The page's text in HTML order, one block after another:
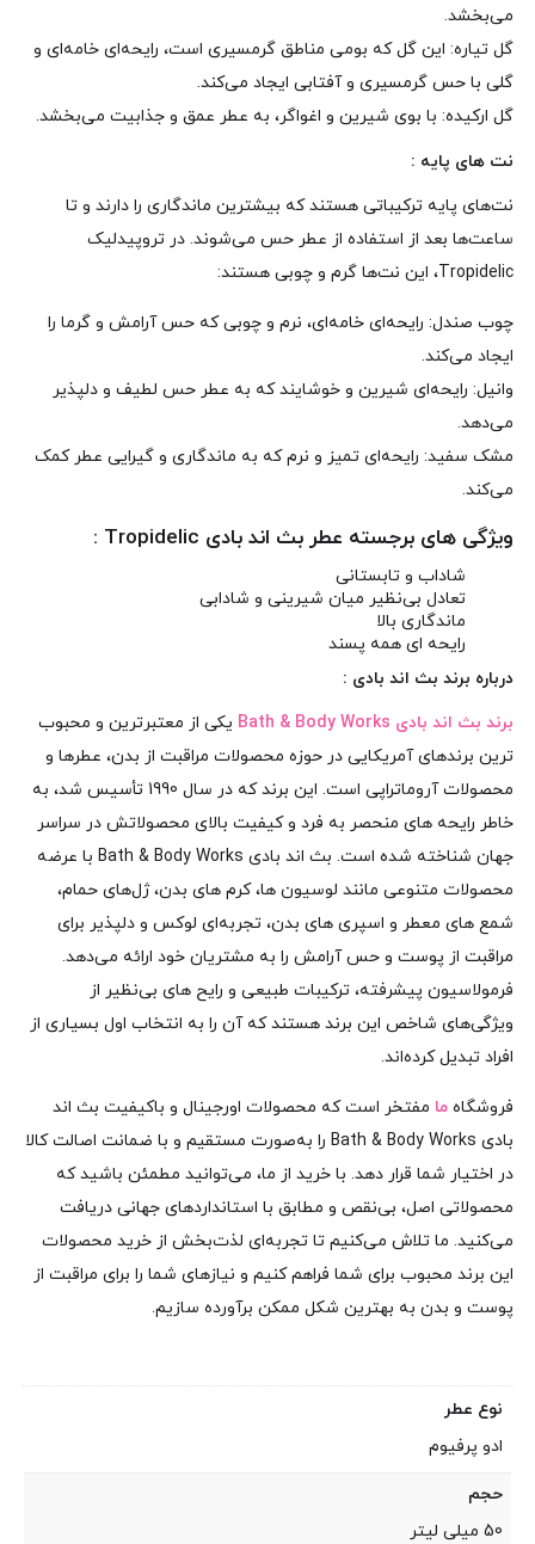
می‌بخشد.
گل تیاره: این گل که بومی مناطق گرمسیری است، رایحه‌ای خامه‌ای و
گلی با حس گرمسیری و آفتابی ایجاد می‌کند.
گل ارکیده: با بوی شیرین و اغواگر، به عطر عمق و جذابیت می‌بخشد.
نت‌ های پایه :
نت‌های پایه ترکیباتی هستند که بیشترین ماندگاری را دارند و تا
ساعت‌ها بعد از استفاده از عطر حس می‌شوند. در تروپیدلیک
Tropidelic، این نت‌ها گرم و چوبی هستند:
چوب صندل: رایحه‌ای خامه‌ای، نرم و چوبی که حس آرامش و گرما را
ایجاد می‌کند.
وانیل: رایحه‌ای شیرین و خوشایند که به عطر حس لطیف و دلپذیر
می‌دهد.
مشک سفید: رایحه‌ای تمیز و نرم که به ماندگاری و گیرایی عطر کمک
می‌کند.
ویژگی‌ های برجسته عطر بث اند بادی Tropidelic :
شاداب و تابستانی
تعادل بی‌نظیر میان شیرینی و شادابی
ماندگاری بالا
رایحه‌ ای همه‌ پسند
درباره برند بث اند بادی :
برند بث اند بادی Bath & Body Works
یکی از معتبرترین و محبوب‌
ترین برندهای آمریکایی در حوزه محصولات مراقبت از بدن، عطرها و
محصولات آروماتراپی است. این برند که در سال 1990 تأسیس شد، به
خاطر رایحه‌ های منحصر به‌ فرد و کیفیت بالای محصولاتش در سراسر
جهان شناخته شده است. بث اند بادی Bath & Body Works با عرضه
محصولات متنوعی مانند لوسیون‌ ها، کرم‌ های بدن، ژل‌های حمام،
شمع‌ های معطر و اسپری‌ های بدن، تجربه‌ای لوکس و دلپذیر برای
مراقبت از پوست و حس آرامش را به مشتریان خود ارائه می‌دهد.
فرمولاسیون پیشرفته، ترکیبات طبیعی و رایح های بی‌نظیر از
ویژگی‌های شاخص این برند هستند که آن را به انتخاب اول بسیاری از
افراد تبدیل کرده‌اند.
فروشگاه ما مفتخر است که محصولات اورجینال و باکیفیت بث اند
بادی Bath & Body Works را به‌صورت مستقیم و با ضمانت اصالت کالا
در اختیار شما قرار دهد. با خرید از ما، می‌توانید مطمئن باشید که
محصولاتی اصل، بی‌نقص و مطابق با استانداردهای جهانی دریافت
می‌کنید. ما تلاش می‌کنیم تا تجربه‌ای لذت‌بخش از خرید محصولات
این برند محبوب برای شما فراهم کنیم و نیازهای شما را برای مراقبت از
پوست و بدن به بهترین شکل ممکن برآورده سازیم.
نوع عطر
ادو پرفیوم
حجم
50 میلی لیتر